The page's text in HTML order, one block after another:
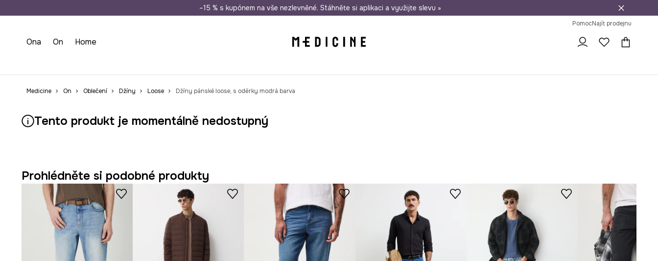
Doprava zdarma při nákupu nad 1 200 Kč Odeslání i do 24 hodin 30 dní na vrácení zboží
–15 % s kupónem na vše nezlevněné. Stáhněte si aplikaci a využijte slevu »
PomocNajít prodejnu
Ona On Home
Medicine On Oblečení Džíny Loose Džíny pánské loose, s oděrky modrá barva
Tento produkt je momentálně nedostupný
Prohlédněte si podobné produkty